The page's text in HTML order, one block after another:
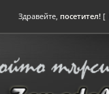
Здравейте, посетител! [